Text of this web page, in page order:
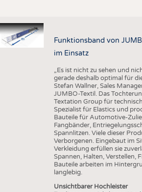
Funktionsband von
im Einsatz
„Es ist nicht zu sehen und
gerade deshalb optimal für
Stefan Wallner, Sales
JUMBO-Textil. Das
Textation Group für
Spezialist für Elastics und
Bauteile für Automotive-
Fangbänder,
Spannlitzen. Viele dieser
Verborgenen. Eingebaut im
Verkleidung erfüllen sie
Spannen, Halten, Verstellen,
Bauteile arbeiten im
langlebig.
Unsichtbarer Hochleister